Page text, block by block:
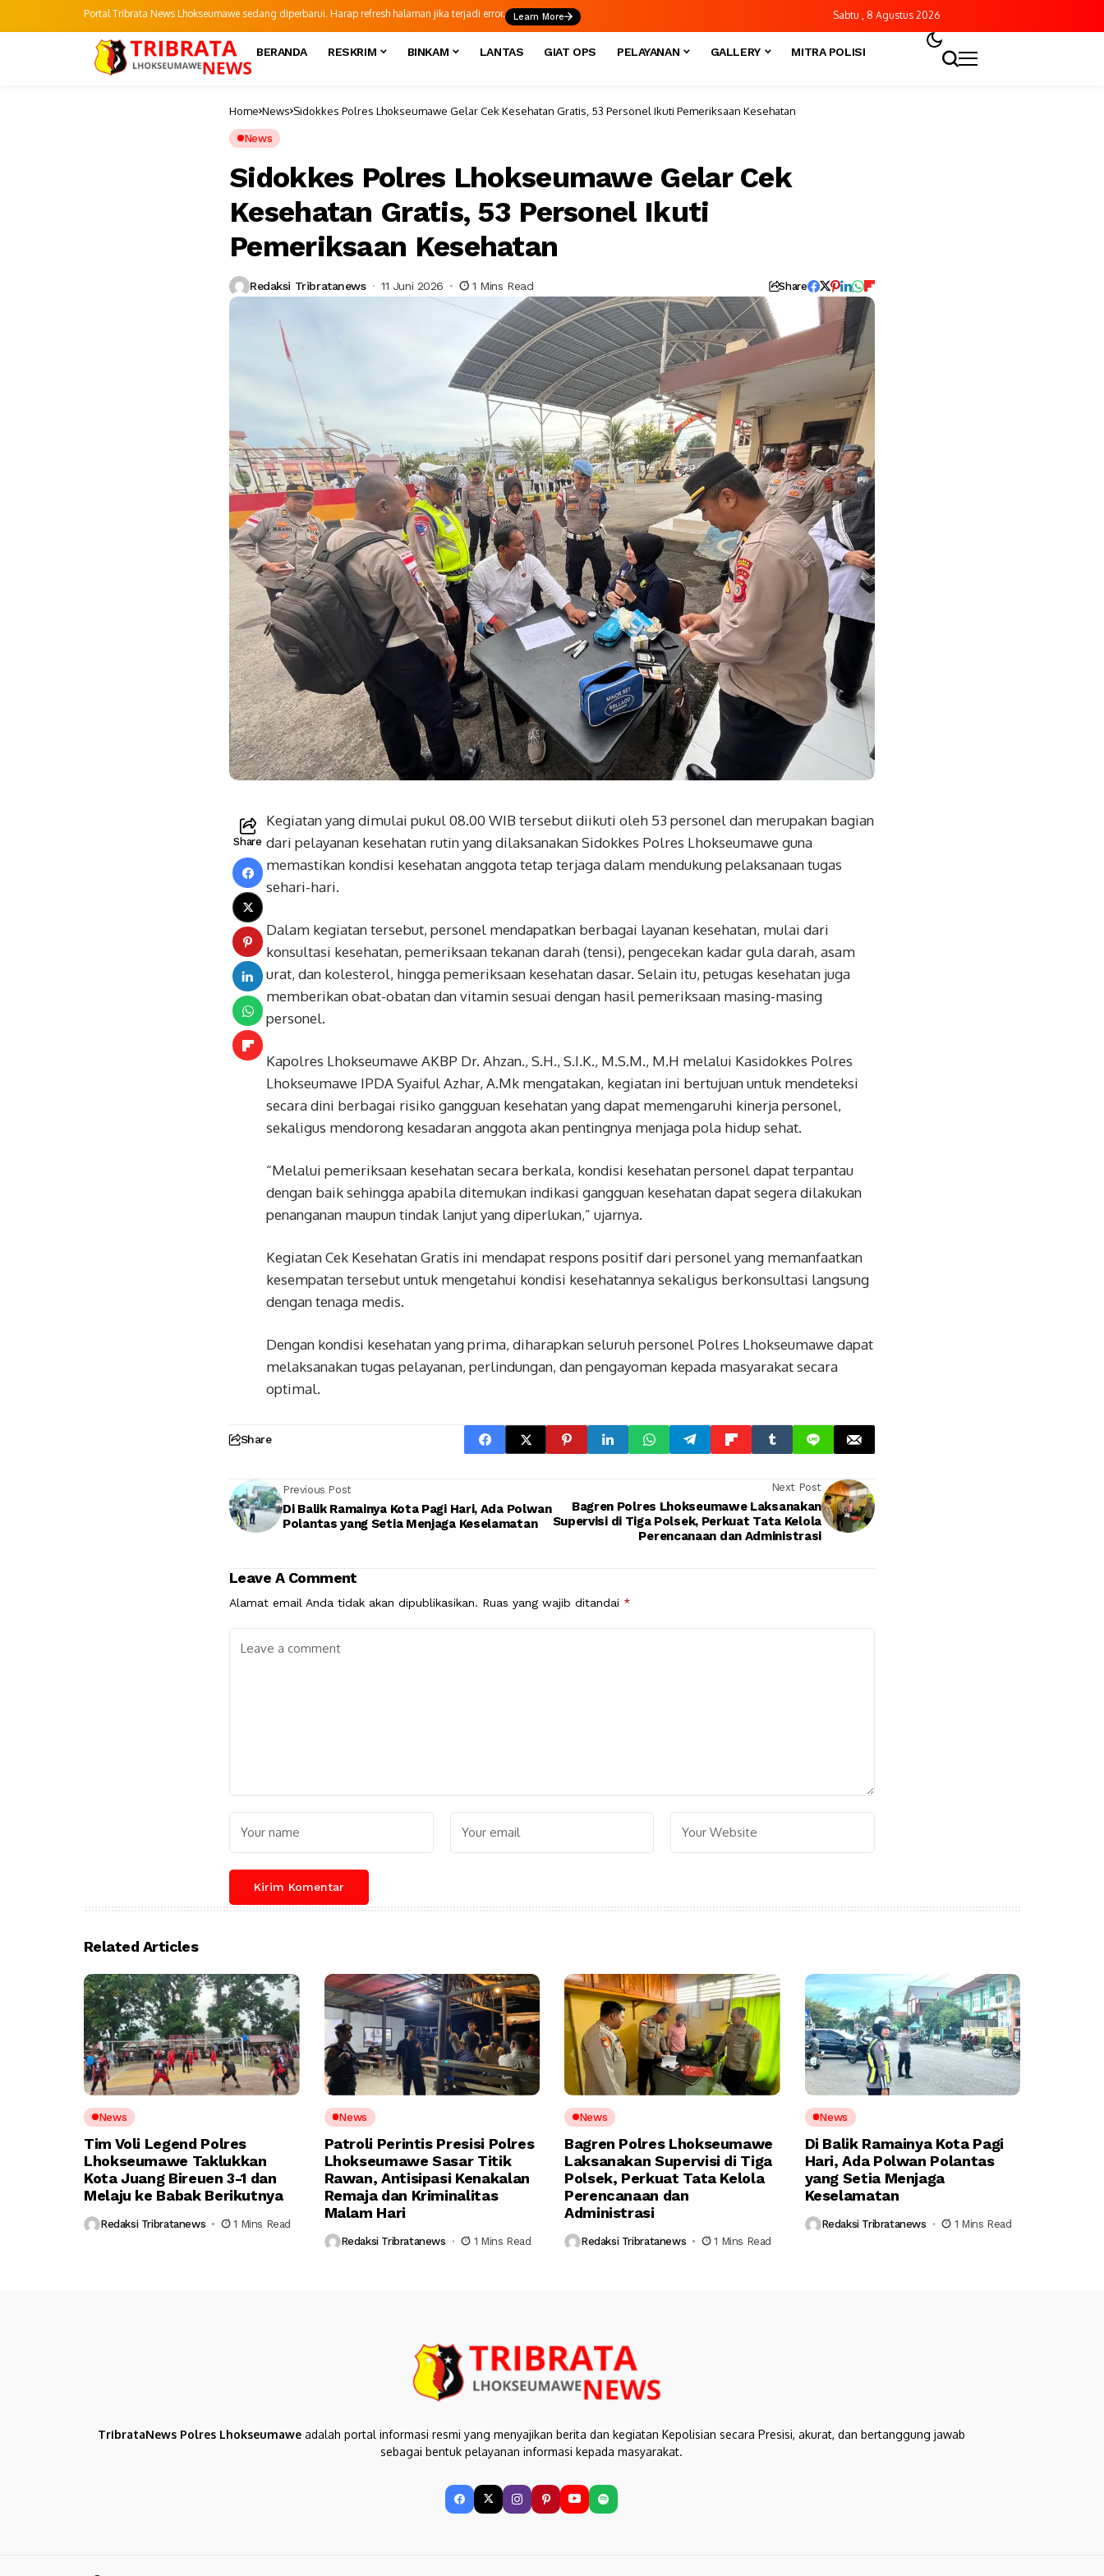
Portal Tribrata News Lhokseumawe sedang diperbarui. Harap refresh halaman jika terjadi error. Learn More Sabtu , 8 Agustus 2026
BERANDA RESKRIM BINKAM LANTAS GIAT OPS PELAYANAN GALLERY MITRA POLISI
Home News Sidokkes Polres Lhokseumawe Gelar Cek Kesehatan Gratis, 53 Personel Ikuti Pemeriksaan Kesehatan
News
Sidokkes Polres Lhokseumawe Gelar Cek
Kesehatan Gratis, 53 Personel Ikuti
Pemeriksaan Kesehatan
Redaksi Tribratanews 11 Juni 2026 1 Mins Read Share
Share
Kegiatan yang dimulai pukul 08.00 WIB tersebut diikuti oleh 53 personel dan merupakan bagian
dari pelayanan kesehatan rutin yang dilaksanakan Sidokkes Polres Lhokseumawe guna
memastikan kondisi kesehatan anggota tetap terjaga dalam mendukung pelaksanaan tugas
sehari-hari.
Dalam kegiatan tersebut, personel mendapatkan berbagai layanan kesehatan, mulai dari
konsultasi kesehatan, pemeriksaan tekanan darah (tensi), pengecekan kadar gula darah, asam
urat, dan kolesterol, hingga pemeriksaan kesehatan dasar. Selain itu, petugas kesehatan juga
memberikan obat-obatan dan vitamin sesuai dengan hasil pemeriksaan masing-masing
personel.
Kapolres Lhokseumawe AKBP Dr. Ahzan., S.H., S.I.K., M.S.M., M.H melalui Kasidokkes Polres
Lhokseumawe IPDA Syaiful Azhar, A.Mk mengatakan, kegiatan ini bertujuan untuk mendeteksi
secara dini berbagai risiko gangguan kesehatan yang dapat memengaruhi kinerja personel,
sekaligus mendorong kesadaran anggota akan pentingnya menjaga pola hidup sehat.
“Melalui pemeriksaan kesehatan secara berkala, kondisi kesehatan personel dapat terpantau
dengan baik sehingga apabila ditemukan indikasi gangguan kesehatan dapat segera dilakukan
penanganan maupun tindak lanjut yang diperlukan,” ujarnya.
Kegiatan Cek Kesehatan Gratis ini mendapat respons positif dari personel yang memanfaatkan
kesempatan tersebut untuk mengetahui kondisi kesehatannya sekaligus berkonsultasi langsung
dengan tenaga medis.
Dengan kondisi kesehatan yang prima, diharapkan seluruh personel Polres Lhokseumawe dapat
melaksanakan tugas pelayanan, perlindungan, dan pengayoman kepada masyarakat secara
optimal.
Share
Previous Post
Di Balik Ramainya Kota Pagi Hari, Ada Polwan
Polantas yang Setia Menjaga Keselamatan
Next Post
Bagren Polres Lhokseumawe Laksanakan
Supervisi di Tiga Polsek, Perkuat Tata Kelola
Perencanaan dan Administrasi
Leave A Comment
Alamat email Anda tidak akan dipublikasikan. Ruas yang wajib ditandai *
Related Articles
News
Tim Voli Legend Polres
Lhokseumawe Taklukkan
Kota Juang Bireuen 3-1 dan
Melaju ke Babak Berikutnya
Redaksi Tribratanews 1 Mins Read
News
Patroli Perintis Presisi Polres
Lhokseumawe Sasar Titik
Rawan, Antisipasi Kenakalan
Remaja dan Kriminalitas
Malam Hari
Redaksi Tribratanews 1 Mins Read
News
Bagren Polres Lhokseumawe
Laksanakan Supervisi di Tiga
Polsek, Perkuat Tata Kelola
Perencanaan dan
Administrasi
Redaksi Tribratanews 1 Mins Read
News
Di Balik Ramainya Kota Pagi
Hari, Ada Polwan Polantas
yang Setia Menjaga
Keselamatan
Redaksi Tribratanews 1 Mins Read
TribrataNews Polres Lhokseumawe adalah portal informasi resmi yang menyajikan berita dan kegiatan Kepolisian secara Presisi, akurat, dan bertanggung jawab
sebagai bentuk pelayanan informasi kepada masyarakat.